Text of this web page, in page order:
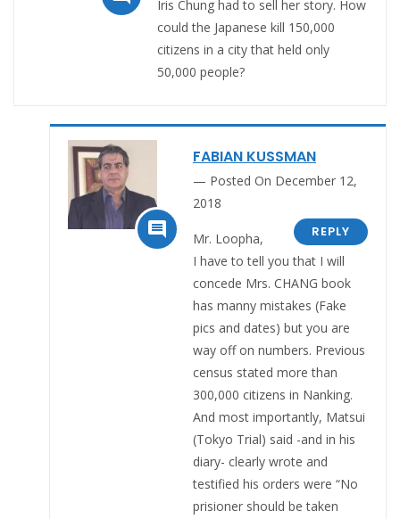
Iris Chung had to sell her story. How
could the Japanese kill 150,000
citizens in a city that held only
50,000 people?

FABIAN KUSSMAN
Posted On December 12,
2018
REPLY
Mr. Loopha,
I have to tell you that I will
concede Mrs. CHANG book
has manny mistakes (Fake
pics and dates) but you are
way off on numbers. Previous
census stated more than
300,000 citizens in Nanking.
And most importantly, Matsui
(Tokyo Trial) said -and in his
diary- clearly wrote and
testified his orders were “No
prisioner should be taken